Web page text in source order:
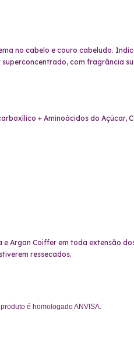
no cabelo e couro cabeludo.
com fragrância
+ Aminoácidos do Açúcar,
Argan Coiffer em toda extensão
ressecados.
é homologado ANVISA.